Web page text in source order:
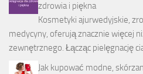
zdrowia i piękna
Kosmetyki ajurwedyjskie,
medycyny, oferują znacznie więcej
zewnętrznego. Łącząc pielęgnację
Jak kupować modne,